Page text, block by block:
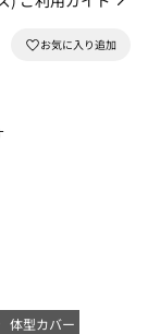
体型カバー